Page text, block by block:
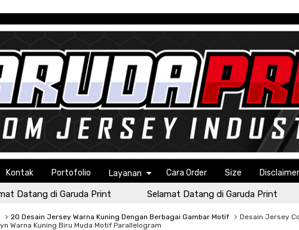
Kontak Portofolio Layanan Cara Order Size Disclaimer
di Garuda Print Selamat Datang di Garuda Print
20 Desain Jersey Warna Kuning Dengan Berbagai Gambar Motif
Desain Jersey
Warna Kuning Biru Muda Motif Parallelogram